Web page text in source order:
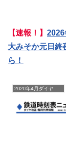
【速報！】 2026
大みそか元日終
ら！
2020年4月ダイヤ改正